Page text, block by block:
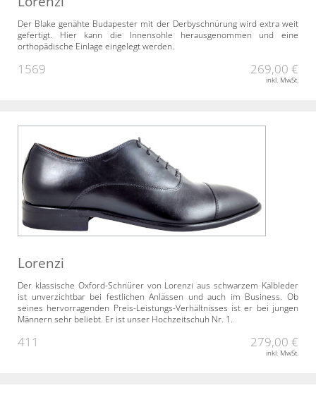
Der Blake genähte Budapester mit der Derbyschnürung wird extra weit
gefertigt. Hier kann die Innensohle herausgenommen und eine
orthopädische Einlage eingelegt werden.
1569 269,00 €
inkl. MwSt.
Lorenzi
Der klassische Oxford-Schnürer von Lorenzi aus schwarzem Kalbleder
ist unverzichtbar bei festlichen Anlässen und auch im Business. Ob
seines hervorragenden Preis-Leistungs-Verhältnisses ist er bei jungen
Männern sehr beliebt. Er ist unser Hochzeitschuh Nr. 1.
411 279,00 €
inkl. MwSt.